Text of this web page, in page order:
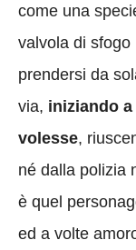
come una
valvola di sfogo
prendersi da
via, iniziando
volesse,
né dalla polizia
è quel
ed a volte